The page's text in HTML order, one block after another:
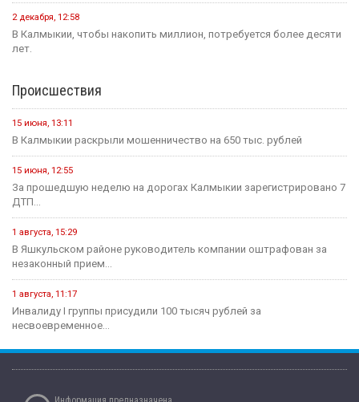
2 декабря, 12:58
В Калмыкии, чтобы накопить миллион, потребуется более десяти
лет.
Происшествия
15 июня, 13:11
В Калмыкии раскрыли мошенничество на 650 тыс. рублей
15 июня, 12:55
За прошедшую неделю на дорогах Калмыкии зарегистрировано 7
ДТП...
1 августа, 15:29
В Яшкульском районе руководитель компании оштрафован за
незаконный прием...
1 августа, 11:17
Инвалиду I группы присудили 100 тысяч рублей за
несвоевременное...